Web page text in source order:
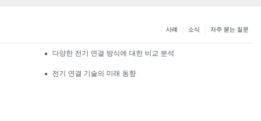
자주 묻는 질문
소식
사례
다양한 전기 연결 방식에 대한 비교 분석
전기 연결 기술의 미래 동향